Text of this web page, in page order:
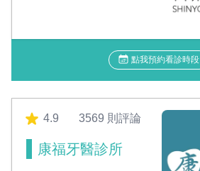
點我預約看診時段
4.9 3569 則評論
康福牙醫診所